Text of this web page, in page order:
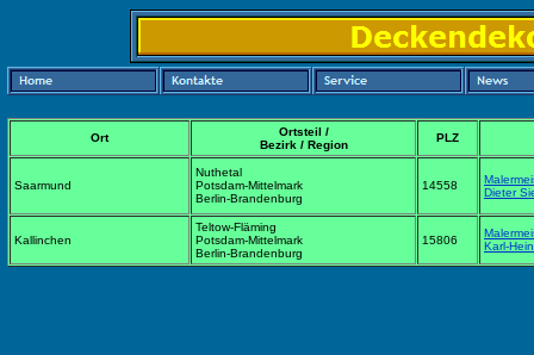
Ort
Ortsteil /
Bezirk / Region
PLZ
Saarmund
Nuthetal
Potsdam-Mittelmark
Berlin-Brandenburg
14558
Dieter
Kallinchen
Teltow-Fläming
Potsdam-Mittelmark
Berlin-Brandenburg
15806
Karl-